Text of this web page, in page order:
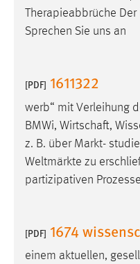
Therapieabbrüche
Sprechen Sie uns an
[PDF] 1611322
werb“ mit Verleihung
BMWi, Wirtschaft,
z. B. über Markt-
Weltmärkte zu
partizipativen
[PDF] 1674
einem aktuellen,
Sprachpräferenz
Zweck:
Cookie Laufzeit: 30
Chat
Zweck:
Wird